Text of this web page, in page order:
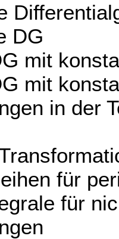
in der
für
für